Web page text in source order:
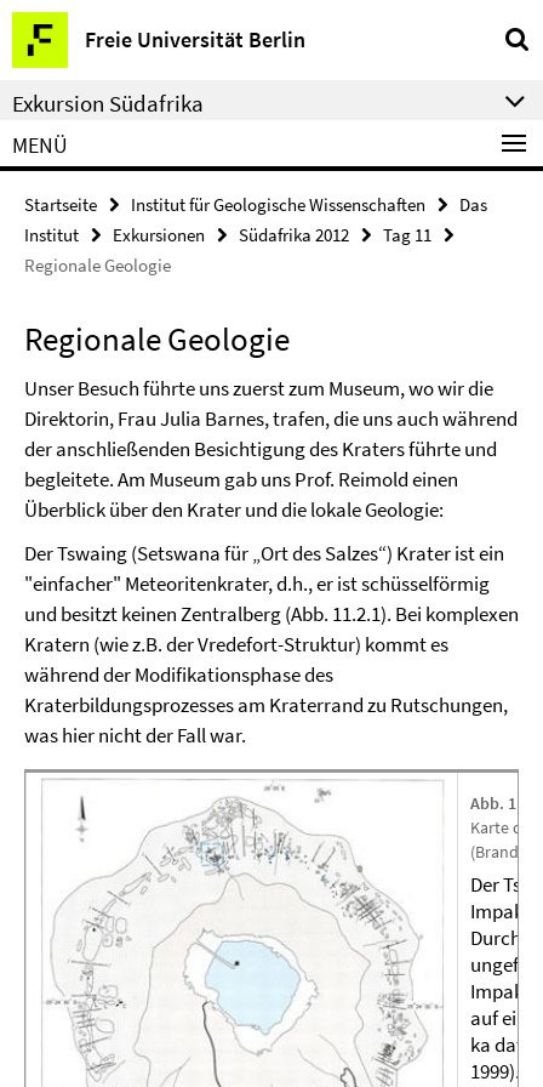
Springe
direkt
zu
Inhalt
Freie Universität Berlin
Service-
Navigation
Exkursion Südafrika
MENÜ
Startseite Institut für Geologische Wissenschaften
Das
Institut
Exkursionen Südafrika 2012
Tag 11
Regionale Geologie
Regionale Geologie
Unser Besuch führte uns zuerst zum Museum, wo wir die
Direktorin, Frau Julia Barnes, trafen, die uns auch während
der anschließenden Besichtigung des Kraters führte und
begleitete. Am Museum gab uns Prof. Reimold einen
Überblick über den Krater und die lokale Geologie:
Der Tswaing (Setswana für „Ort des Salzes“) Krater ist ein
"einfacher" Meteoritenkrater, d.h., er ist schüsselförmig
und besitzt keinen Zentralberg (Abb. 11.2.1). Bei komplexen
Kratern (wie z.B. der Vredefort-Struktur) kommt es
während der Modifikationsphase des
Kraterbildungsprozesses am Kraterrand zu Rutschungen,
was hier nicht der Fall war.
Abb.
Karte
(Brandt
Der
auf ein
ka
1999).